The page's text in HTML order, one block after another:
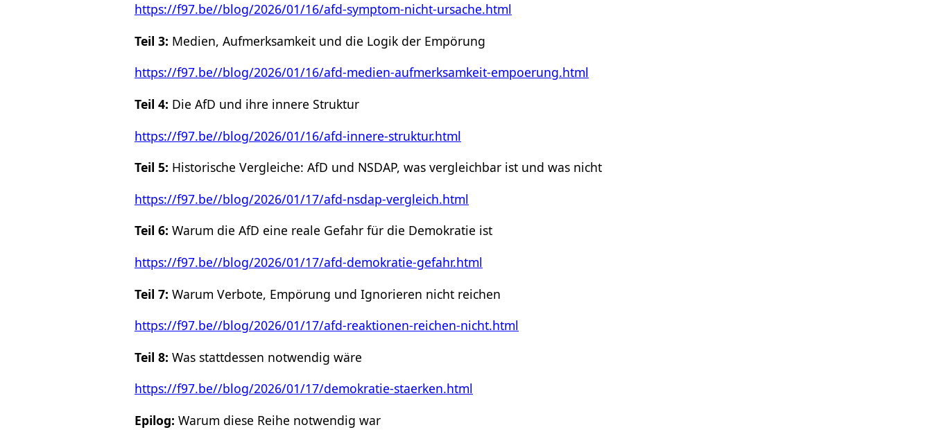
https://f97.be//blog/2026/01/16/afd-symptom-nicht-ursache.html
Teil 3: Medien, Aufmerksamkeit und die Logik der Empörung
https://f97.be//blog/2026/01/16/afd-medien-aufmerksamkeit-empoerung.html
Teil 4: Die AfD und ihre innere Struktur
https://f97.be//blog/2026/01/16/afd-innere-struktur.html
Teil 5: Historische Vergleiche: AfD und NSDAP, was vergleichbar ist und was nicht
https://f97.be//blog/2026/01/17/afd-nsdap-vergleich.html
Teil 6: Warum die AfD eine reale Gefahr für die Demokratie ist
https://f97.be//blog/2026/01/17/afd-demokratie-gefahr.html
Teil 7: Warum Verbote, Empörung und Ignorieren nicht reichen
https://f97.be//blog/2026/01/17/afd-reaktionen-reichen-nicht.html
Teil 8: Was stattdessen notwendig wäre
https://f97.be//blog/2026/01/17/demokratie-staerken.html
Epilog: Warum diese Reihe notwendig war